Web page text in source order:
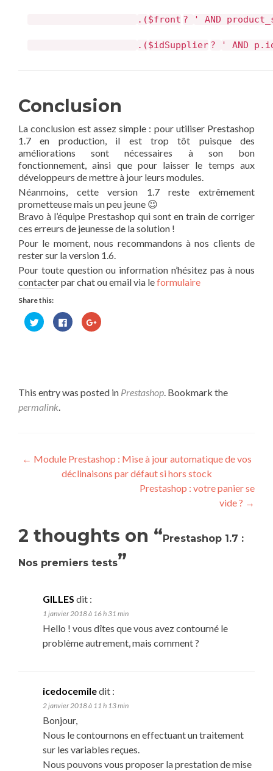
.($front ? ' AND
.($idSupplier ? ' AND
Conclusion
La conclusion est assez simple : pour utiliser Prestashop
1.7 en production, il est trop tôt puisque des
améliorations sont nécessaires à son bon
fonctionnement, ainsi que pour laisser le temps aux
développeurs de mettre à jour leurs modules.
Néanmoins, cette version 1.7 reste extrêmement
prometteuse mais un peu jeune 😉
Bravo à l’équipe Prestashop qui sont en train de corriger
ces erreurs de jeunesse de la solution !
Pour le moment, nous recommandons à nos clients de
rester sur la version 1.6.
Pour toute question ou information n’hésitez pas à nous
contacter par chat ou email via leformulaire
Share this:
Cliquez
pour
nouvelle
fenêtre)
Cliquez
pour
nouvelle
fenêtre)
Cliquez
pour
une
nouvelle
This entry was posted in Prestashop. Bookmark the
permalink.
Post navigation
← Module Prestashop : Mise à jour automatique de vos
déclinaisons par défaut si hors stock
Prestashop : votre panier se
vide ? →
2 thoughts on “ Prestashop 1.7 :
Nos premiers tests”
GILLES dit :
1 janvier 2018 à 16 h 31 min
Hello ! vous dîtes que vous avez contourné le
problème autrement, mais comment ?
icedocemiledit :
2 janvier 2018 à 11 h 13 min
Bonjour,
Nous le contournons en effectuant un traitement
sur les variables reçues.
Nous pouvons vous proposer la prestation de mise